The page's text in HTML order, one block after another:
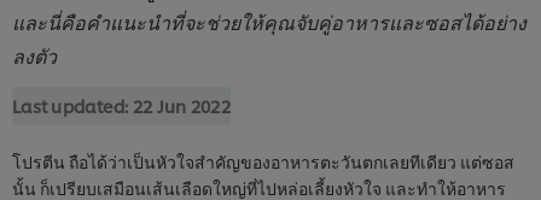
และนี่คือคำแนะนำที่จะช่วยให้คุณจับคู่อาหารและซอสได้อย่าง
ลงตัว
Last updated: 22 Jun 2022
โปรตีน ถือได้ว่าเป็นหัวใจสำคัญของอาหารตะวันตกเลยทีเดียว แต่ซอส
นั้น ก็เปรียบเสมือนเส้นเลือดใหญ่ที่ไปหล่อเลี้ยงหัวใจ และทำให้อาหาร